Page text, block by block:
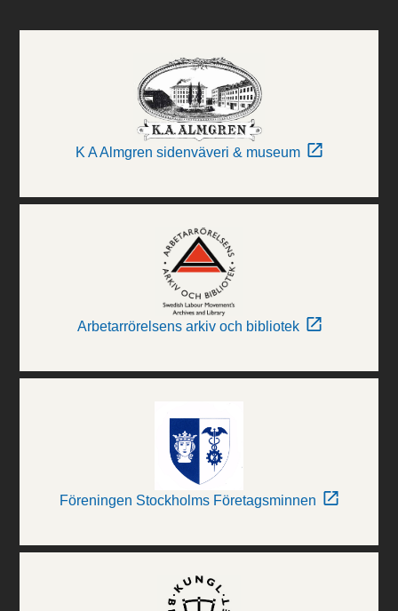
K A Almgren sidenväveri & museum
Arbetarrörelsens arkiv och bibliotek
Föreningen Stockholms Företagsminnen